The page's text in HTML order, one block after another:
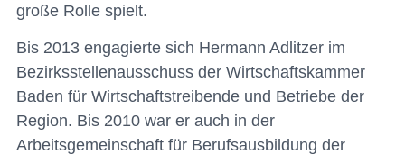
große Rolle spielt.
Bis 2013 engagierte sich Hermann Adlitzer im
Bezirksstellenausschuss der Wirtschaftskammer
Baden für Wirtschaftstreibende und Betriebe der
Region. Bis 2010 war er auch in der
Arbeitsgemeinschaft für Berufsausbildung der